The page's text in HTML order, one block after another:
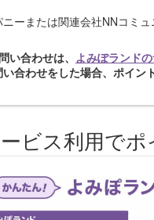
ニーまたは関連会社NNコミ
い合わせは、 よみぽランド
合わせをした場合、ポイン
ビス利用で